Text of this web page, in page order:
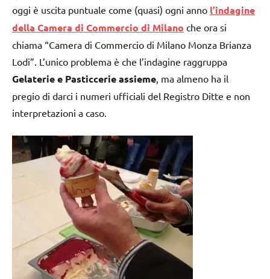
oggi è uscita puntuale come (quasi) ogni anno l’indagine
della Camera di Commercio di Milano che ora si
chiama “Camera di Commercio di Milano Monza Brianza
Lodi”. L’unico problema è che l’indagine raggruppa
Gelaterie e Pasticcerie assieme, ma almeno ha il
pregio di darci i numeri ufficiali del Registro Ditte e non
interpretazioni a caso.